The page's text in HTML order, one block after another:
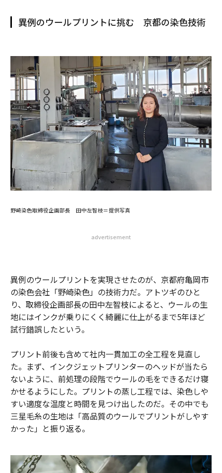
異例のウールプリントに挑む 京都の染色技術
野崎染色取締役企画部長 田中左智枝＝提供写真
advertisement
異例のウールプリントを実現させたのが、京都府亀岡市
の染色会社「野崎染色」の技術力だ。アトツギのひと
り、取締役企画部長の田中左智枝によると、ウールの生
地にはインクが乗りにくく綺麗に仕上がるまで5年ほど
試行錯誤したという。
プリント前後も含めて社内一貫加工の全工程を見直し
た。まず、インクジェットプリンターのヘッドが当たら
ないように、前処理の段階でウールの毛をできるだけ寝
かせるようにした。プリントの蒸し工程では、染色しや
すい適度な温度と時間を見つけ出したのだ。その中でも
三星毛糸の生地は「高品質のウールでプリントがしやす
かった」と振り返る。